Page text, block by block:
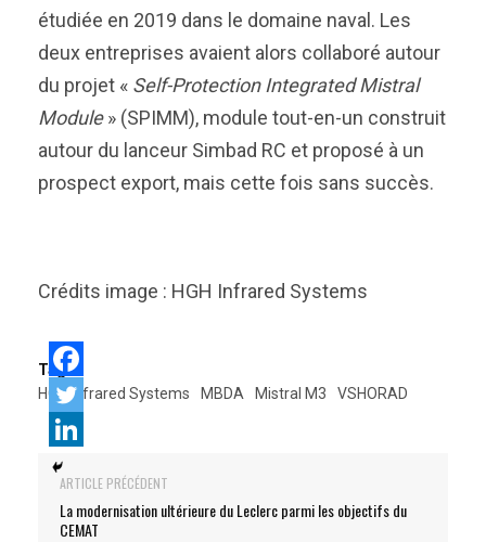
étudiée en 2019 dans le domaine naval. Les
deux entreprises avaient alors collaboré autour
du projet « Self-Protection Integrated Mistral
Module» (SPIMM), module tout-en-un construit
autour du lanceur Simbad RC et proposé à un
prospect export, mais cette fois sans succès.
Crédits image : HGH Infrared Systems
Tags:
HGH Infrared Systems
MBDA Mistral M3 VSHORAD
ARTICLE PRÉCÉDENT
La modernisation ultérieure du Leclerc parmi les objectifs du
CEMAT